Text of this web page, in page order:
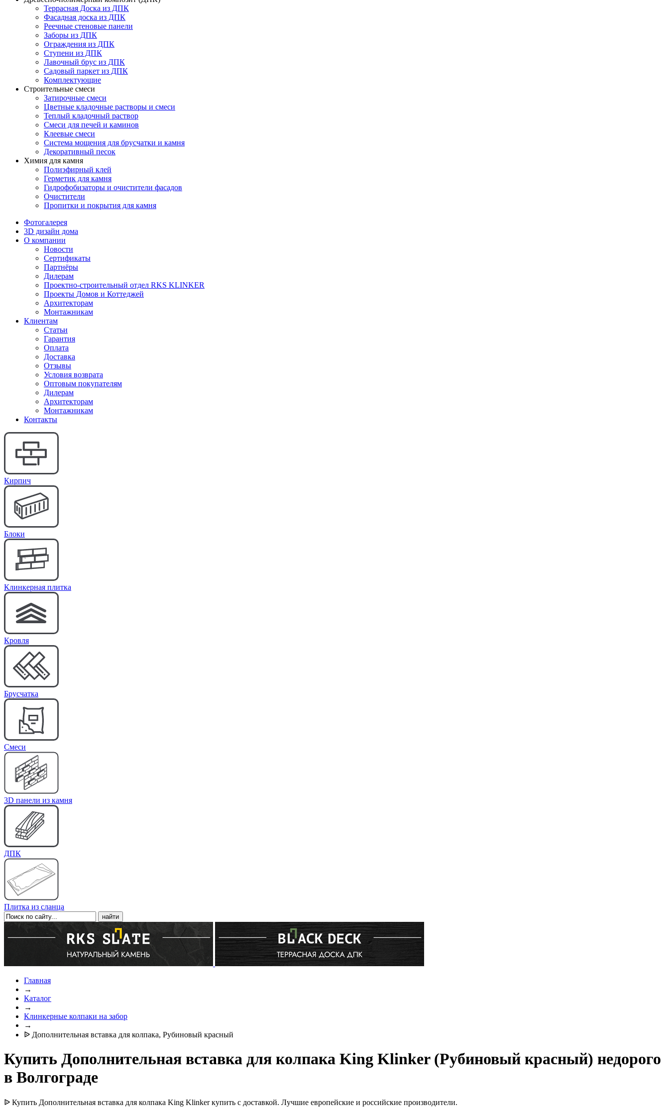
Террасная Доска из ДПК
Фасадная доска из ДПК
Реечные стеновые панели
Заборы из ДПК
Ограждения из ДПК
Ступени из ДПК
Лавочный брус из ДПК
Садовый паркет из ДПК
Комплектующие
Строительные смеси
Затирочные смеси
Цветные кладочные растворы и смеси
Теплый кладочный раствор
Смеси для печей и каминов
Клеевые смеси
Система мощения для брусчатки и камня
Декоративный песок
Химия для камня
Полиэфирный клей
Герметик для камня
Гидрофобизаторы и очистители фасадов
Очистители
Пропитки и покрытия для камня
Фотогалерея
3D дизайн дома
О компании
Новости
Сертификаты
Партнёры
Дилерам
Проектно-строительный отдел RKS KLINKER
Проекты Домов и Коттеджей
Архитекторам
Монтажникам
Клиентам
Статьи
Гарантия
Оплата
Доставка
Отзывы
Условия возврата
Оптовым покупателям
Дилерам
Архитекторам
Монтажникам
Контакты
Кирпич
Блоки
Клинкерная плитка
Кровля
Брусчатка
Cмеси
3D панели из камня
ДПК
Плитка из сланца
Главная
→
Каталог
→
Клинкерные колпаки на забор
→
ᐉ Дополнительная вставка для колпака, Рубиновый красный
Купить Дополнительная вставка для колпака King Klinker (Рубиновый красный) недорого
в Волгограде
ᐉ Купить Дополнительная вставка для колпака King Klinker купить с доставкой. Лучшие европейские и российские производители.